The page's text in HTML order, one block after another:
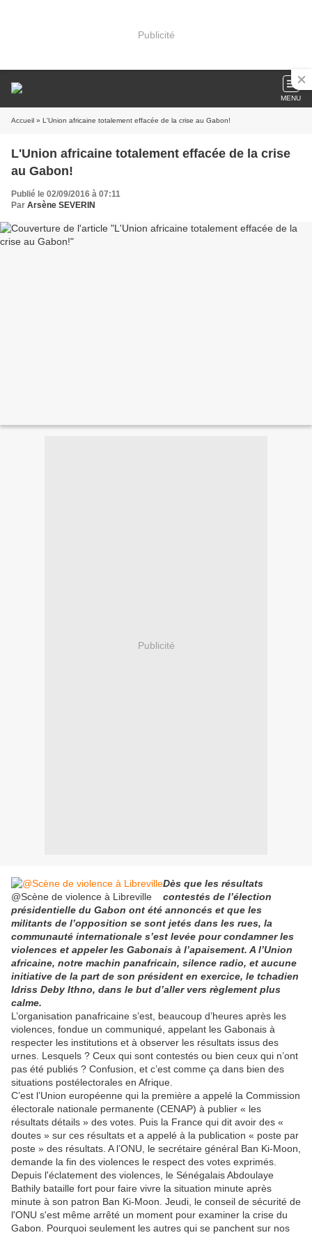
Publicité
MENU
Accueil » L'Union africaine totalement effacée de la crise au Gabon!
L'Union africaine totalement effacée de la crise
au Gabon!
Publié le 02/09/2016 à 07:11
Par Arsène SEVERIN
Publicité
@Scène de violence à Libreville
Dès que les résultats
contestés de l’élection
présidentielle du Gabon ont été annoncés et que les
militants de l’opposition se sont jetés dans les rues, la
communauté internationale s’est levée pour condamner les
violences et appeler les Gabonais à l’apaisement. A l’Union
africaine, notre machin panafricain, silence radio, et aucune
initiative de la part de son président en exercice, le tchadien
Idriss Deby Ithno, dans le but d’aller vers règlement plus
calme.
L’organisation panafricaine s’est, beaucoup d’heures après les
violences, fondue un communiqué, appelant les Gabonais à
respecter les institutions et à observer les résultats issus des
urnes. Lesquels ? Ceux qui sont contestés ou bien ceux qui n’ont
pas été publiés ? Confusion, et c’est comme ça dans bien des
situations postélectorales en Afrique.
C’est l’Union européenne qui la première a appelé la Commission
électorale nationale permanente (CENAP) à publier « les
résultats détails » des votes. Puis la France qui dit avoir des «
doutes » sur ces résultats et a appelé à la publication « poste par
poste » des résultats. A l’ONU, le secrétaire général Ban Ki-Moon,
demande la fin des violences le respect des votes exprimés.
Depuis l'éclatement des violences, le Sénégalais Abdoulaye
Bathily bataille fort pour faire vivre la situation minute après
minute à son patron Ban Ki-Moon. Jeudi, le conseil de sécurité de
l'ONU s'est même arrêté un moment pour examiner la crise du
Gabon. Pourquoi seulement les autres qui se panchent sur nos